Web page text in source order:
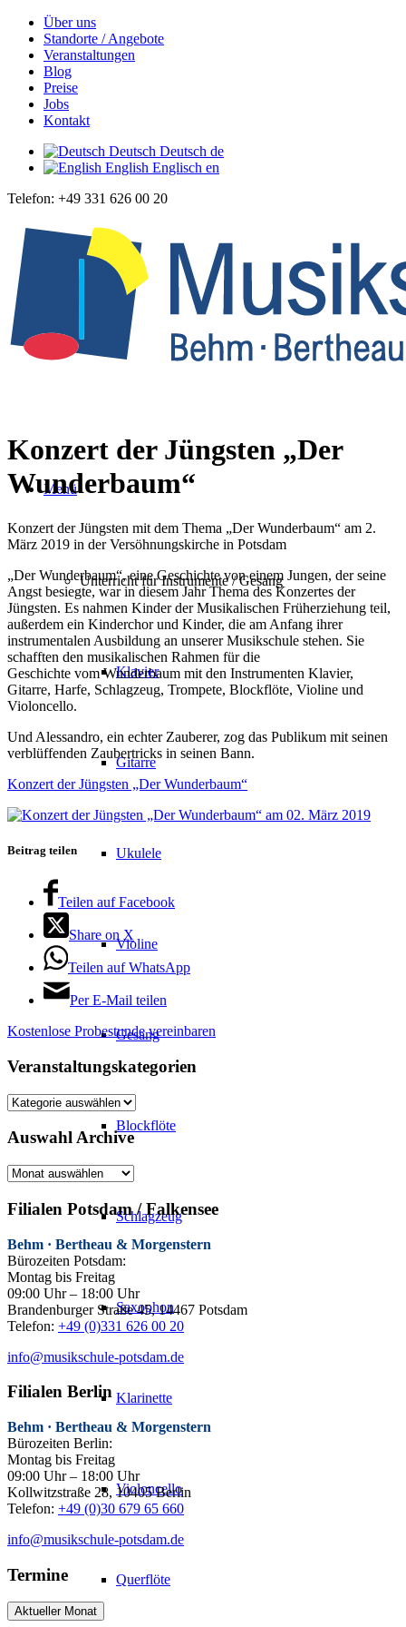
Über uns
Standorte / Angebote
Veranstaltungen
Blog
Preise
Jobs
Kontakt
Deutsch Deutsch de
English Englisch en
Telefon: +49 331 626 00 20
Menü
Unterricht für Instrumente / Gesang
Klavier
Gitarre
Ukulele
Violine
Gesang
Blockflöte
Schlagzeug
Saxophon
Klarinette
Violoncello
Querflöte
Konzert der Jüngsten „Der
Wunderbaum“
Konzert der Jüngsten mit dem Thema „Der Wunderbaum“ am 2.
März 2019 in der Versöhnungskirche in Potsdam
„Der Wunderbaum“, eine Geschichte von einem Jungen, der seine
Angst besiegte, war in diesem Jahr Thema des Konzertes der
Jüngsten. Es nahmen Kinder der Musikalischen Früherziehung teil,
außerdem ein Kinderchor und Kinder, die am Anfang ihrer
instrumentalen Ausbildung an unserer Musikschule stehen. Sie
schafften den musikalischen Rahmen für die
Geschichte vom Wunderbaum mit den Instrumenten Klavier,
Gitarre, Harfe, Schlagzeug, Trompete, Blockflöte, Violine und
Violoncello.
Und Alessandro, ein echter Zauberer, zog das Publikum mit seinen
verblüffenden Zaubertricks in seinen Bann.
Konzert der Jüngsten „Der Wunderbaum“
Beitrag teilen
Teilen auf Facebook
Share on X
Teilen auf WhatsApp
Per E-Mail teilen
Kostenlose Probestunde vereinbaren
Veranstaltungskategorien
Veranstaltungskategorien
Auswahl Archive
Auswahl
Filialen Potsdam / Falkensee
Behm · Bertheau & Morgenstern
Bürozeiten Potsdam:
Montag bis Freitag
09:00 Uhr – 18:00 Uhr
Brandenburger Straße 45, 14467 Potsdam
Telefon: +49 (0)331 626 00 20
info@musikschule-potsdam.de
Filialen Berlin
Behm · Bertheau & Morgenstern
Bürozeiten Berlin:
Montag bis Freitag
09:00 Uhr – 18:00 Uhr
Kollwitzstraße 28, 10405 Berlin
Telefon: +49 (0)30 679 65 660
info@musikschule-potsdam.de
Termine
Aktueller Monat